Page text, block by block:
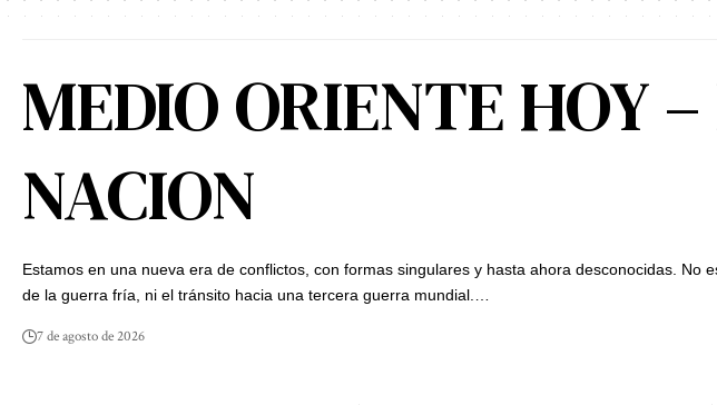
MEDIO ORIENTE HOY
NACION
Estamos en una nueva era de conflictos, con formas singulares y hasta ahora desconocidas. No
de la guerra fría, ni el tránsito hacia una tercera guerra mundial.…
7 de agosto de 2026